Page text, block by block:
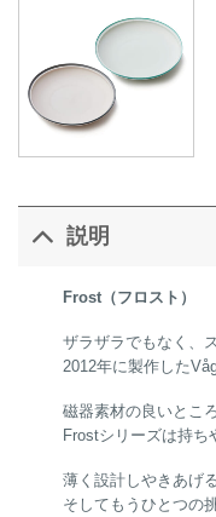
説明
Frost（フロスト）
ザラザラでもなく、
2012年に製作した
磁器素材の良いとこ
Frostシリーズは持ち
薄く設計しやきあげ
そしてもうひとつの